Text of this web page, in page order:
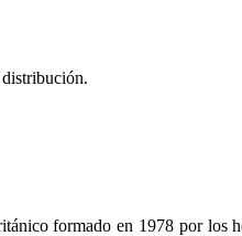
formado en 1978 por los